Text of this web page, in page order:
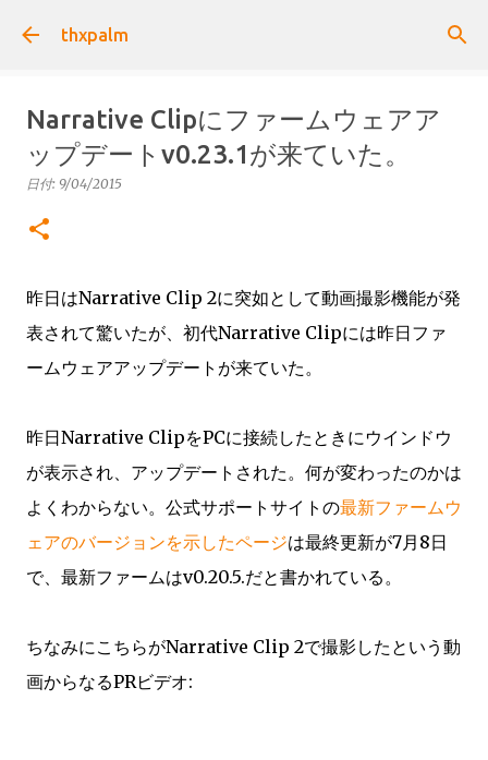
スキップしてメイン コンテンツに移動
thxpalm
Narrative Clipにファームウェアア
ップデートv0.23.1が来ていた。
日付: 9/04/2015
昨日はNarrative Clip 2に突如として動画撮影機能が発
表されて驚いたが、初代Narrative Clipには昨日ファ
ームウェアアップデートが来ていた。
昨日Narrative ClipをPCに接続したときにウインドウ
が表示され、アップデートされた。何が変わったのかは
よくわからない。公式サポートサイトの最新ファームウ
ェアのバージョンを示したページは最終更新が7月8日
で、最新ファームはv0.20.5.だと書かれている。
ちなみにこちらがNarrative Clip 2で撮影したという動
画からなるPRビデオ: